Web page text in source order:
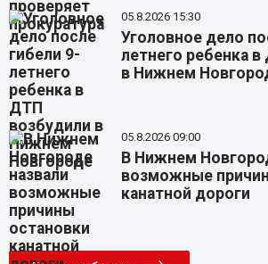
05.8.2026 15:30
Уголовное дело
летнего ребенка
в Нижнем
05.8.2026 09:00
В Нижнем
возможные
канатной дороги